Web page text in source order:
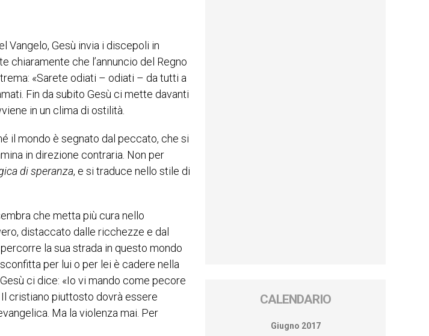
Vangelo, Gesù invia i discepoli in
chiaramente che l’annuncio del Regno
«Sarete odiati – odiati – da tutti a
Fin da subito Gesù ci mette davanti
in un clima di ostilità.
il mondo è segnato dal peccato, che si
in direzione contraria. Non per
di speranza, e si traduce nello stile di
che metta più cura nello
distaccato dalle ricchezze e dal
la sua strada in questo mondo
per lui o per lei è cadere nella
ci dice: «Io vi mando come pecore
Il cristiano piuttosto dovrà essere
Ma la violenza mai. Per
CALENDARIO
Giugno 2017